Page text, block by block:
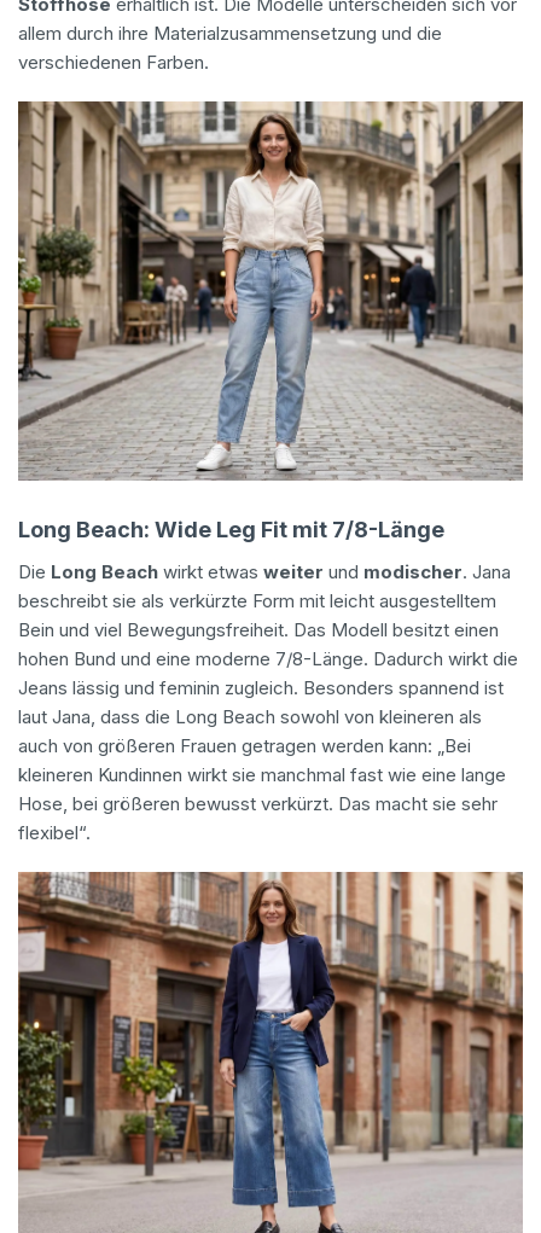
allem durch ihre Materialzusammensetzung und die
verschiedenen Farben.
Long Beach: Wide Leg Fit mit 7/8-Länge
Die Long Beach wirkt etwas weiter und modischer. Jana
beschreibt sie als verkürzte Form mit leicht ausgestelltem
Bein und viel Bewegungsfreiheit. Das Modell besitzt einen
hohen Bund und eine moderne 7/8-Länge. Dadurch wirkt die
Jeans lässig und feminin zugleich. Besonders spannend ist
laut Jana, dass die Long Beach sowohl von kleineren als
auch von größeren Frauen getragen werden kann: „Bei
kleineren Kundinnen wirkt sie manchmal fast wie eine lange
Hose, bei größeren bewusst verkürzt. Das macht sie sehr
flexibel“.